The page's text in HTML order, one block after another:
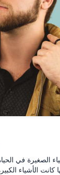
الصغيرة في
كانت الأشياء